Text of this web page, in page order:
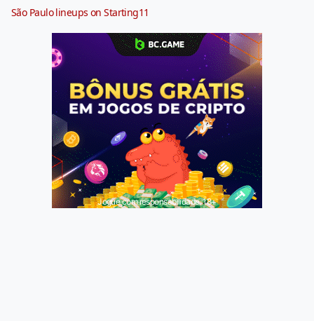
São Paulo lineups on Starting11
Jogue com responsabilidade. 18+